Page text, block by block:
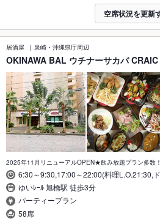
空席状況を更新
居酒屋 泉崎・沖縄県庁周辺
OKINAWA BAL ウチナーサカバ
2025年11月リニューアルOPEN★飲み放題プラン多数！
6:30～9:30,17:00～22:00(料理L.O.21:30,
ゆいﾚｰﾙ 旭橋駅 徒歩3分
パーティープラン
58席